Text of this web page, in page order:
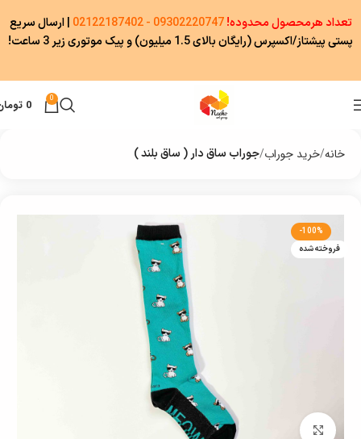
0
0
خانه خرید جوراب جوراب ساق دار ( ساق بلند )
-100%
فروخته شده
برای بزرگنمایی کلیک کنید
تعداد هرمحصول محدوده!09302220747 - 02122187402
|ارسال سریع
پستی پیشتاز/اکسپرس (رایگان بالای 1.5 میلیون) و پیک موتوری زیر 3 ساعت!